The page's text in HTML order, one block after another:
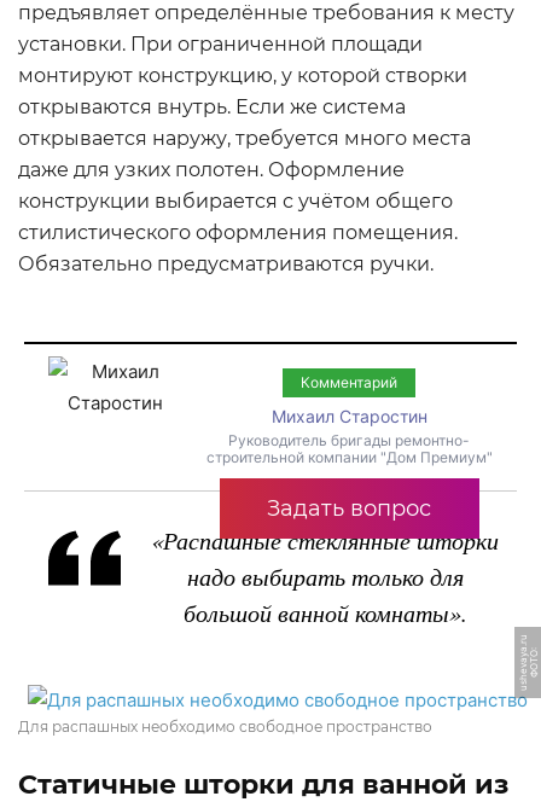
предъявляет определённые требования к месту
установки. При ограниченной площади
монтируют конструкцию, у которой створки
открываются внутрь. Если же система
открывается наружу, требуется много места
даже для узких полотен. Оформление
конструкции выбирается с учётом общего
стилистического оформления помещения.
Обязательно предусматриваются ручки.
Комментарий
Михаил Старостин
Руководитель бригады ремонтно-
строительной компании "Дом Премиум"
Задать вопрос
«Распашные стеклянные шторки
надо выбирать только для
большой ванной комнаты».
Ф
О
Т
О:
u
s
h
e
v
a
y
a.
r
u
Для распашных необходимо свободное пространство
Статичные шторки для ванной из